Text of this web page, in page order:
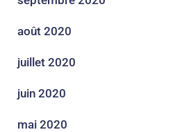
août 2020
juillet 2020
juin 2020
mai 2020